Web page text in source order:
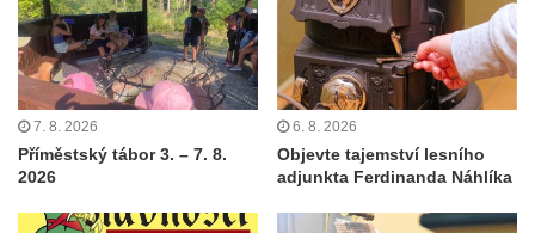
7. 8. 2026
Příměstský tábor 3. – 7. 8.
2026
6. 8. 2026
Objevte tajemství lesního
adjunkta Ferdinanda Náhlíka